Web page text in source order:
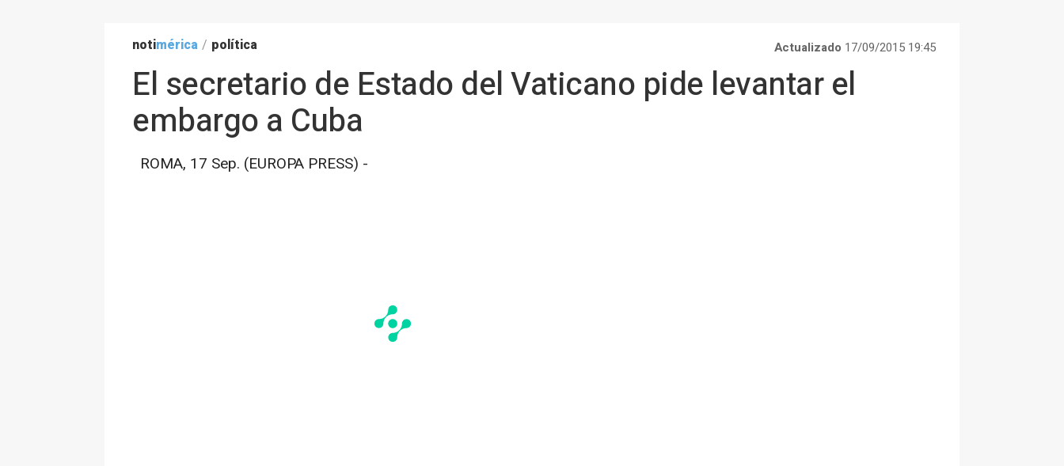
notimérica / política Actualizado 17/09/2015 19:45
El secretario de Estado del Vaticano pide levantar el
embargo a Cuba
ROMA, 17 Sep. (EUROPA PRESS) -